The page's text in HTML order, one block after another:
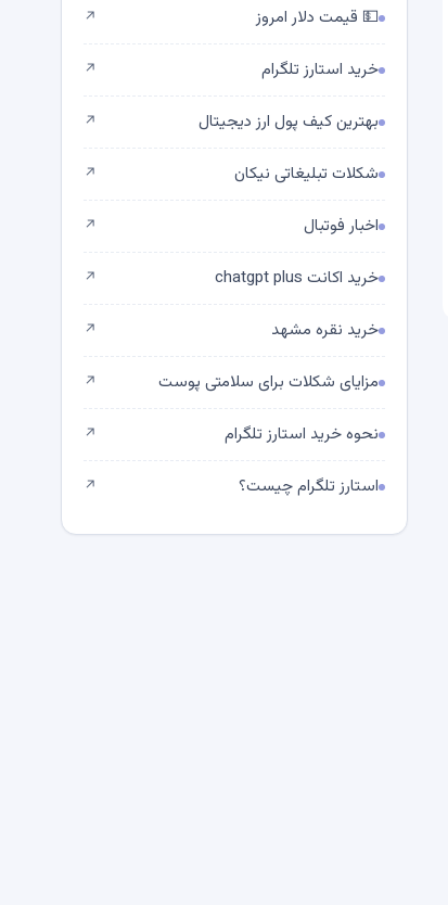
💵 قیمت دلار امروز ↗
خرید استارز تلگرام ↗
بهترین کیف پول ارز دیجیتال ↗
شکلات تبلیغاتی نیکان ↗
اخبار فوتبال ↗
خرید اکانت chatgpt plus ↗
خرید نقره مشهد ↗
مزایای شکلات برای سلامتی پوست ↗
نحوه خرید استارز تلگرام ↗
استارز تلگرام چیست؟ ↗